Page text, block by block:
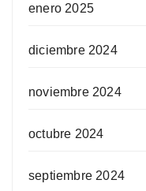
enero 2025
diciembre 2024
noviembre 2024
octubre 2024
septiembre 2024